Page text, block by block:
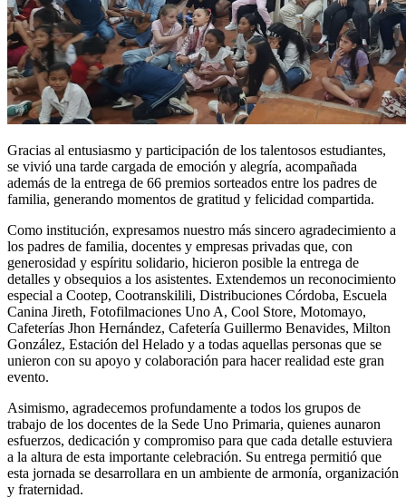
Gracias al entusiasmo y participación de los talentosos estudiantes,
se vivió una tarde cargada de emoción y alegría, acompañada
además de la entrega de 66 premios sorteados entre los padres de
familia, generando momentos de gratitud y felicidad compartida.
Como institución, expresamos nuestro más sincero agradecimiento a
los padres de familia, docentes y empresas privadas que, con
generosidad y espíritu solidario, hicieron posible la entrega de
detalles y obsequios a los asistentes. Extendemos un reconocimiento
especial a Cootep, Cootranskilili, Distribuciones Córdoba, Escuela
Canina Jireth, Fotofilmaciones Uno A, Cool Store, Motomayo,
Cafeterías Jhon Hernández, Cafetería Guillermo Benavides, Milton
González, Estación del Helado y a todas aquellas personas que se
unieron con su apoyo y colaboración para hacer realidad este gran
evento.
Asimismo, agradecemos profundamente a todos los grupos de
trabajo de los docentes de la Sede Uno Primaria, quienes aunaron
esfuerzos, dedicación y compromiso para que cada detalle estuviera
a la altura de esta importante celebración. Su entrega permitió que
esta jornada se desarrollara en un ambiente de armonía, organización
y fraternidad.